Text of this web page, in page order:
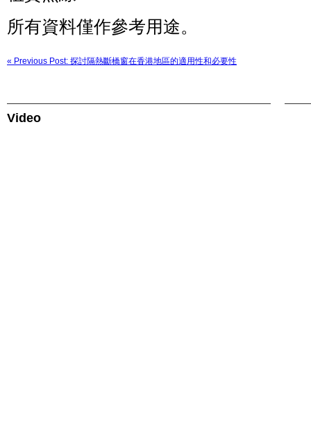
號）
山
道
124-
所有資料僅作參考用途。
« Previous Post: 探討隔熱斷橋窗在香港地區的適用性和必要性
Video